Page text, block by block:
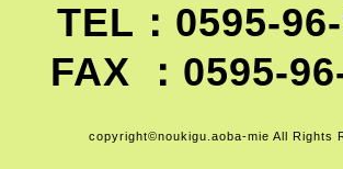
TEL：0595-
FAX ：0595-
copyright©noukigu.aoba-mie All Rights